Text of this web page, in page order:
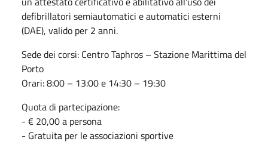
defibrillatori semiautomatici e automatici esterni
(DAE), valido per 2 anni.
Sede dei corsi: Centro Taphros – Stazione Marittima del
Porto
Orari: 8:00 – 13:00 e 14:30 – 19:30
Quota di partecipazione:
- € 20,00 a persona
- Gratuita per le associazioni sportive